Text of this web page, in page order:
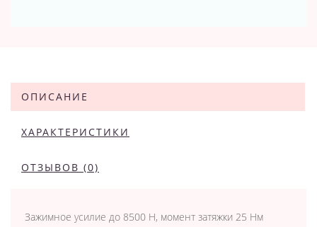
ОПИСАНИЕ
ХАРАКТЕРИСТИКИ
ОТЗЫВОВ (0)
Зажимное усилие до 8500 Н, момент затяжки 25 Нм